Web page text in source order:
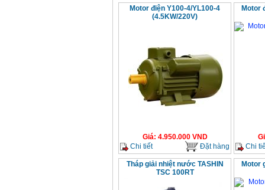
Motor điện Y100-4/YL100-4
(4.5KW/220V)
Giá: 4.950.000VND
Chi tiết
Đặt hàng
Motor
Chi
Tháp giải nhiệt nước TASHIN
TSC 100RT
Motor